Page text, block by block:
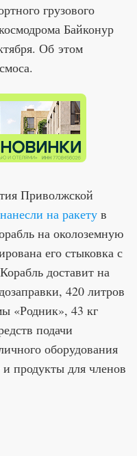
грузового
Байконур
Об этом
Приволжской
нанесли на ракету в
на околоземную
его стыковка с
доставит на
420 литров
«Родник», 43 кг
подачи
оборудования
продукты для членов